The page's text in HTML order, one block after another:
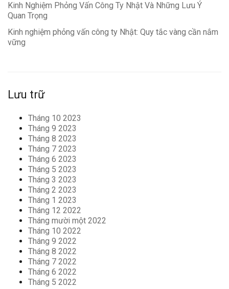
Kinh Nghiệm Phỏng Vấn Công Ty Nhật Và Những Lưu Ý
Quan Trọng
Kinh nghiệm phỏng vấn công ty Nhật: Quy tắc vàng cần nắm
vững
Lưu trữ
Tháng 10 2023
Tháng 9 2023
Tháng 8 2023
Tháng 7 2023
Tháng 6 2023
Tháng 5 2023
Tháng 3 2023
Tháng 2 2023
Tháng 1 2023
Tháng 12 2022
Tháng mười một 2022
Tháng 10 2022
Tháng 9 2022
Tháng 8 2022
Tháng 7 2022
Tháng 6 2022
Tháng 5 2022